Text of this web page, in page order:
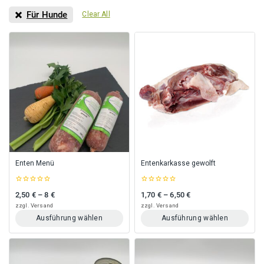
Für Hunde Clear All
Enten Menü
out
of
2,50 € –8 €Preisspanne: 2,50 € bis 8 €
zzgl. Versand
Ausführung wählen
Dieses
Entenkarkasse gewolft
out
of
1,70 € –6,50€Preisspanne: 1,70 € bis 6,50 €
zzgl. Versand
Ausführung wählen
Dieses